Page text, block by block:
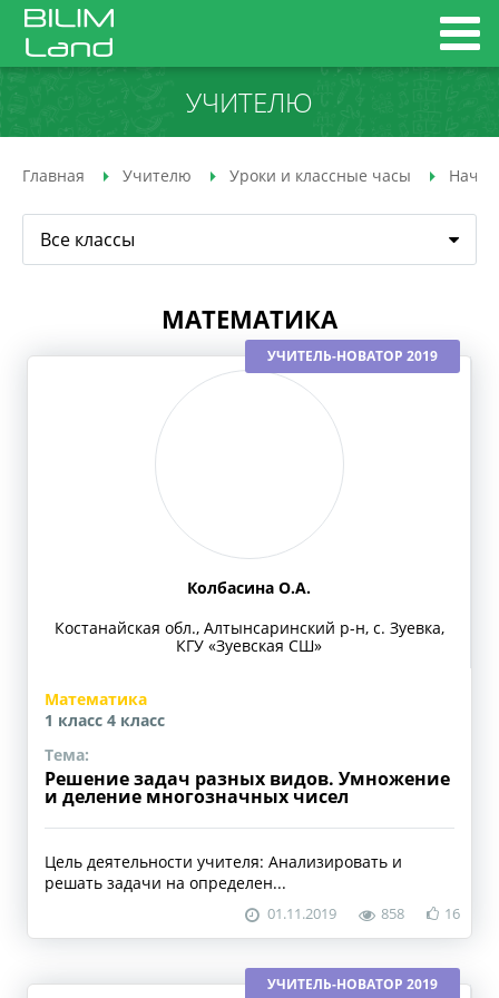
УЧИТЕЛЮ
Главная Учителю Уроки и классные часы
Все классы
МАТЕМАТИКА
УЧИТЕЛЬ-НОВАТОР 2019
Колбасина О.А.
Костанайская обл., Алтынсаринский р-н, с. Зуевка,
КГУ «Зуевская СШ»
Математика
1 класс 4 класс
Тема:
Решение задач разных видов. Умножение
и деление многозначных чисел
Цель деятельности учителя: Анализировать и
решать задачи на определен...
01.11.2019 858 16
УЧИТЕЛЬ-НОВАТОР 2019